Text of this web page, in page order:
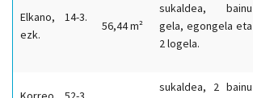
Elkano, 14-3.
ezk.
56,44 m²
sukaldea, bainu
gela, egongela eta
2 logela.
sukaldea, 2 bainu